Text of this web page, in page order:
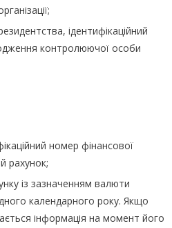
ідентифікаційний
контролюючої особи
номер фінансової
рахунок;
із зазначенням валюти
календарного року. Якщо
інформація на момент його